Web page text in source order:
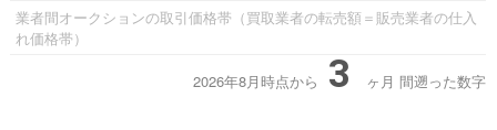
業者間オークションの取引価格帯（買取業者の転売額＝販売業者の仕入
れ価格帯）
2026年8月時点から 3 ヶ月 間遡った数字